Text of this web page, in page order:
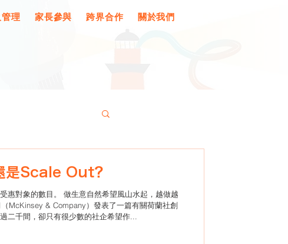
理 家長參與 跨界合作 關於我們
是Scale Out？
惠對象的數目。 做生意自然希望風山水起，越做越
McKinsey & Company）發表了一篇有關荷蘭社創
二千間，卻只有很少數的社企希望作...